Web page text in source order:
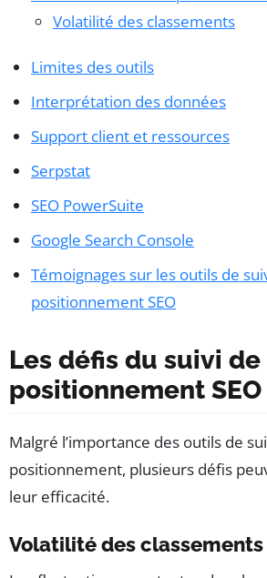
Volatilité des classements
Limites des outils
Interprétation des données
Support client et ressources
Serpstat
SEO PowerSuite
Google Search Console
Témoignages sur les outils de
positionnement SEO
Les défis du suivi de
positionnement SEO
Malgré l’importance des outils de
positionnement, plusieurs défis
leur efficacité.
Volatilité des classements